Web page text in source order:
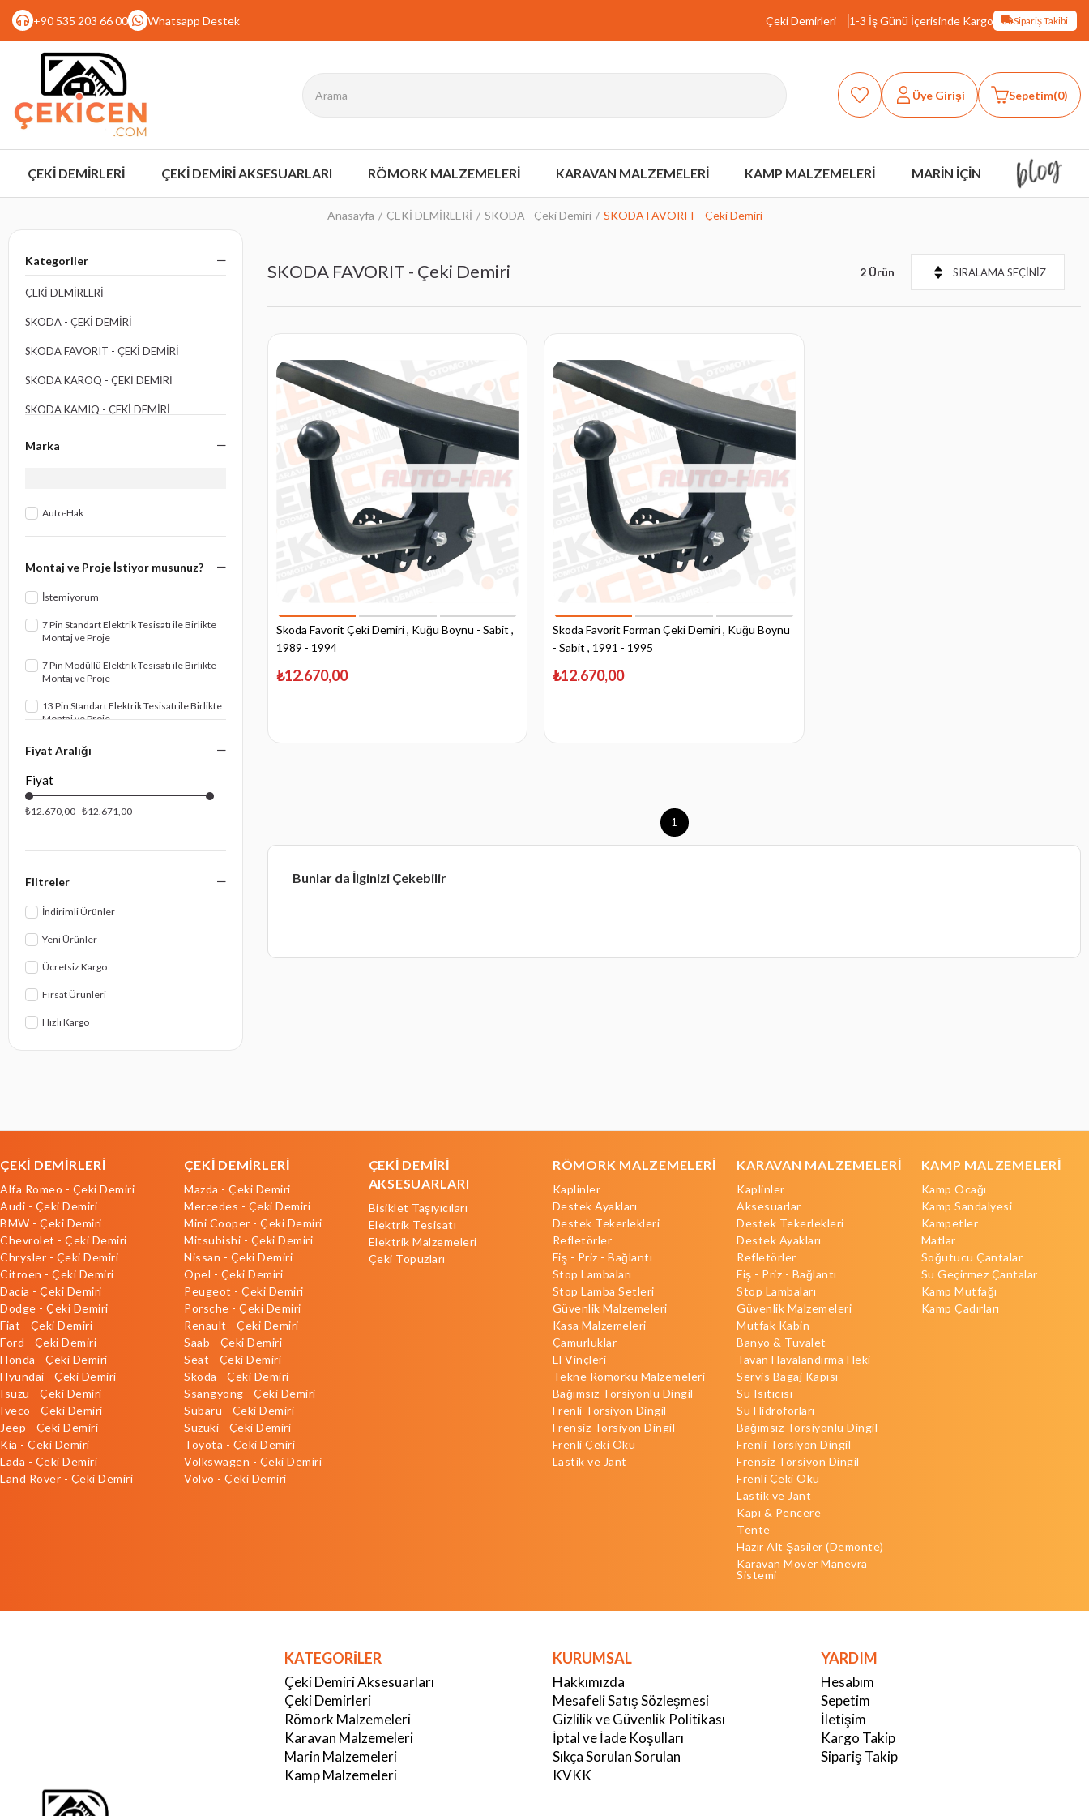
+90 535 203 66 00 Whatsapp Destek Çeki Demirleri 1-3 İş Günü İçerisinde Kargo Sipariş Takibi
Üye Girişi Sepetim 0
ÇEKİ DEMİRLERİ ÇEKİ DEMİRİ AKSESUARLARI RÖMORK MALZEMELERİ KARAVAN MALZEMELERİ KAMP MALZEMELERİ MARİN İÇİN
Anasayfa ÇEKİ DEMİRLERİ SKODA - Çeki Demiri SKODA FAVORIT - Çeki Demiri
Kategoriler
ÇEKİ DEMİRLERİ
SKODA - ÇEKI DEMIRI
SKODA FAVORIT - ÇEKI DEMIRI
SKODA KAROQ - ÇEKI DEMIRI
SKODA KAMIQ - ÇEKI DEMIRI
SKODA YETI - ÇEKI DEMIRI
Marka
Auto-Hak
Montaj ve Proje İstiyor musunuz?
İstemiyorum
7 Pin Standart Elektrik Tesisatı ile Birlikte
Montaj ve Proje
7 Pin Modüllü Elektrik Tesisatı ile Birlikte
Montaj ve Proje
13 Pin Standart Elektrik Tesisatı ile Birlikte
Montaj ve Proje
13 Pin Modüllü Elektrik Tesisatı ile Birlikte
Montaj ve Proje
Fiyat Aralığı
₺12.670,00 - ₺12.671,00
Filtreler
İndirimli Ürünler
Yeni Ürünler
Ücretsiz Kargo
Fırsat Ürünleri
Hızlı Kargo
SKODA FAVORIT - Çeki Demiri 2 Ürün
Skoda Favorit Çeki Demiri , Kuğu Boynu - Sabit ,
1989 - 1994
₺12.670,00
Skoda Favorit Forman Çeki Demiri , Kuğu Boynu
- Sabit , 1991 - 1995
₺12.670,00
1
Bunlar da İlginizi Çekebilir
ÇEKİ DEMİRLERİ
Alfa Romeo - Çeki Demiri
Audi - Çeki Demiri
BMW - Çeki Demiri
Chevrolet - Çeki Demiri
Chrysler - Çeki Demiri
Citroen - Çeki Demiri
Dacia - Çeki Demiri
Dodge - Çeki Demiri
Fiat - Çeki Demiri
Ford - Çeki Demiri
Honda - Çeki Demiri
Hyundai - Çeki Demiri
Isuzu - Çeki Demiri
Iveco - Çeki Demiri
Jeep - Çeki Demiri
Kia - Çeki Demiri
Lada - Çeki Demiri
Land Rover - Çeki Demiri
ÇEKİ DEMİRLERİ
Mazda - Çeki Demiri
Mercedes - Çeki Demiri
Mini Cooper - Çeki Demiri
Mitsubishi - Çeki Demiri
Nissan - Çeki Demiri
Opel - Çeki Demiri
Peugeot - Çeki Demiri
Porsche - Çeki Demiri
Renault - Çeki Demiri
Saab - Çeki Demiri
Seat - Çeki Demiri
Skoda - Çeki Demiri
Ssangyong - Çeki Demiri
Subaru - Çeki Demiri
Suzuki - Çeki Demiri
Toyota - Çeki Demiri
Volkswagen - Çeki Demiri
Volvo - Çeki Demiri
ÇEKİ DEMİRİ
AKSESUARLARI
Bisiklet Taşıyıcıları
Elektrik Tesisatı
Elektrik Malzemeleri
Çeki Topuzları
RÖMORK MALZEMELERİ
Kaplinler
Destek Ayakları
Destek Tekerlekleri
Refletörler
Fiş - Priz - Bağlantı
Stop Lambaları
Stop Lamba Setleri
Güvenlik Malzemeleri
Kasa Malzemeleri
Çamurluklar
El Vinçleri
Tekne Römorku Malzemeleri
Bağımsız Torsiyonlu Dingil
Frenli Torsiyon Dingil
Frensiz Torsiyon Dingil
Frenli Çeki Oku
Lastik ve Jant
KARAVAN MALZEMELERİ
Kaplinler
Aksesuarlar
Destek Tekerlekleri
Destek Ayakları
Refletörler
Fiş - Priz - Bağlantı
Stop Lambaları
Güvenlik Malzemeleri
Mutfak Kabin
Banyo & Tuvalet
Tavan Havalandırma Heki
Servis Bagaj Kapısı
Su Isıtıcısı
Su Hidroforları
Bağımsız Torsiyonlu Dingil
Frenli Torsiyon Dingil
Frensiz Torsiyon Dingil
Frenli Çeki Oku
Lastik ve Jant
Kapı & Pencere
Tente
Hazır Alt Şasiler (Demonte)
Karavan Mover Manevra
Sistemi
KAMP MALZEMELERİ
Kamp Ocağı
Kamp Sandalyesi
Kampetler
Matlar
Soğutucu Çantalar
Su Geçirmez Çantalar
Kamp Mutfağı
Kamp Çadırları
KATEGORİLER
Çeki Demiri Aksesuarları
Çeki Demirleri
Römork Malzemeleri
Karavan Malzemeleri
Marin Malzemeleri
Kamp Malzemeleri
KURUMSAL
Hakkımızda
Mesafeli Satış Sözleşmesi
Gizlilik ve Güvenlik Politikası
İptal ve İade Koşulları
Sıkça Sorulan Sorulan
KVKK
YARDIM
Hesabım
Sepetim
İletişim
Kargo Takip
Sipariş Takip